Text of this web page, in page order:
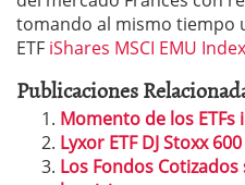
tomando al mismo tiempo
ETF iShares MSCI EMU
Publicaciones
Momento de los
Lyxor ETF DJ Stoxx
Los Fondos